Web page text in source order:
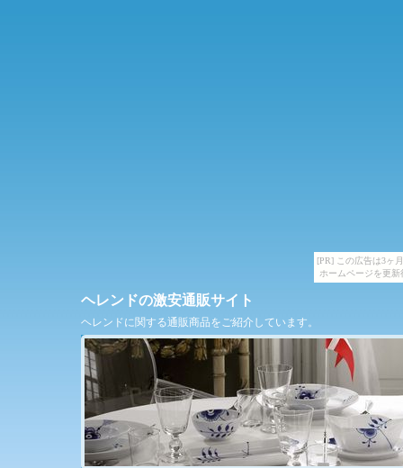
[PR] この広告は3ヶ
ホームページを更
ヘレンドの激安通販サイト
ヘレンドに関する通販商品をご紹介しています。